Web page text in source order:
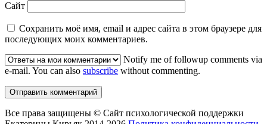
Сайт
Сохранить моё имя, email и адрес сайта в этом браузере для
последующих моих комментариев.
Notify me of followup comments via
e-mail. You can also subscribe without commenting.
Все права защищены © Сайт психологической поддержки